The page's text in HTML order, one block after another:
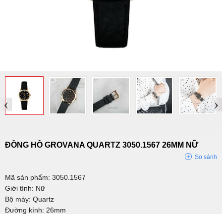
‹ ›
ĐỒNG HỒ GROVANA QUARTZ 3050.1567 26MM NỮ
So sánh
Mã sản phẩm: 3050.1567
Giới tính: Nữ
Bộ máy: Quartz
Đường kính: 26mm